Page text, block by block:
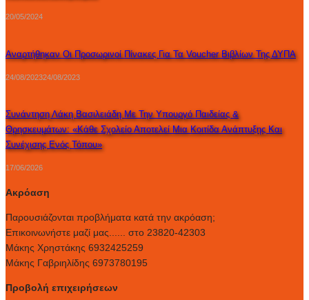
20/05/2024
Αναρτήθηκαν Οι Προσωρινοί Πίνακες Για Τα Voucher Βιβλίων Της ΔΥΠΑ
24/08/202324/08/2023
Συνάντηση Λάκη Βασιλειάδη Με Την Υπουργό Παιδείας &
Θρησκευμάτων: «Κάθε Σχολείο Αποτελεί Μια Κοιτίδα Ανάπτυξης Και
Συνέχισης Ενός Τόπου»
17/06/2026
Ακρόαση
Παρουσιάζονται προβλήματα κατά την ακρόαση;
Επικοινωνήστε μαζί μας...... στο 23820-42303
Μάκης Χρηστάκης 6932425259
Μάκης Γαβριηλίδης 6973780195
Προβολή επιχειρήσεων